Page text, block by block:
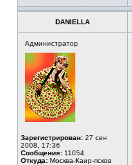
DANIELLA
Администратор
Зарегистрирован: 27 сен
2008, 17:36
Сообщения: 11054
Откуда: Москва-Каир-псков